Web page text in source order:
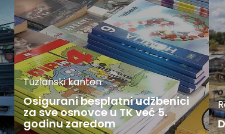
Tuzlanski kanton
Osigurani besplatni udžbenici
za sve osnovce u TK već 5.
godinu zaredom